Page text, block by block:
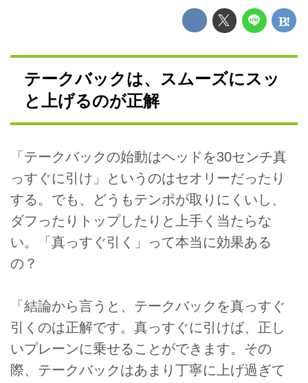
テークバックは、スムーズにスッ
と上げるのが正解
「テークバックの始動はヘッドを30センチ真
っすぐに引け」というのはセオリーだったり
する。でも、どうもテンポが取りにくいし、
ダフったりトップしたりと上手く当たらな
い。「真っすぐ引く」って本当に効果ある
の？
「結論から言うと、テークバックを真っすぐ
引くのは正解です。真っすぐに引けば、正し
いプレーンに乗せることができます。その
際、テークバックはあまり丁寧に上げ過ぎて